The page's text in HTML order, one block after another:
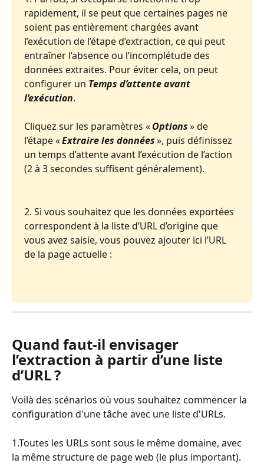
rapidement, il se peut que certaines pages ne
soient pas entièrement chargées avant
l’exécution de l’étape d’extraction, ce qui peut
entraîner l’absence ou l’incomplétude des
données extraites. Pour éviter cela, on peut
configurer un Temps d’attente avant
l’exécution.
Cliquez sur les paramètres « Options » de
l’étape « Extraire les données », puis définissez
un temps d’attente avant l’exécution de l’action
(2 à 3 secondes suffisent généralement).
2. Si vous souhaitez que les données exportées
correspondent à la liste d’URL d’origine que
vous avez saisie, vous pouvez ajouter ici l’URL
de la page actuelle :
Quand faut-il envisager
l’extraction à partir d’une liste
d’URL ?
Voilà des scénarios où vous souhaitez commencer la
configuration d'une tâche avec une liste d'URLs.
1.Toutes les URLs sont sous le même domaine, avec
la même structure de page web (le plus important).